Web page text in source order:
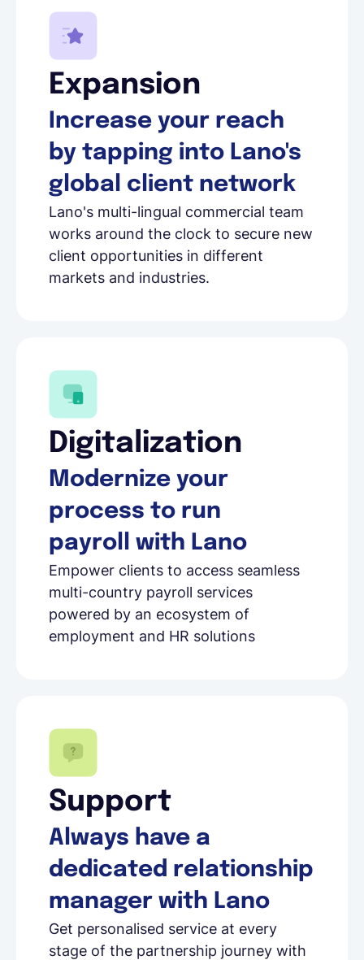
Expansion
Increase your reach
by tapping into Lano's
global client network
Lano's multi-lingual commercial team
works around the clock to secure new
client opportunities in different
markets and industries.
Digitalization
Modernize your
process to run
payroll with Lano
Empower clients to access seamless
multi-country payroll services
powered by an ecosystem of
employment and HR solutions
Support
Always have a
dedicated relationship
manager with Lano
Get personalised service at every
stage of the partnership journey with